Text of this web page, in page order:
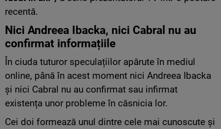
recentă.
Nici Andreea Ibacka, nici Cabral nu au
confirmat informațiile
În ciuda tuturor speculațiilor apărute în mediul
online, până în acest moment nici Andreea Ibacka
și nici Cabral nu au confirmat sau infirmat
existența unor probleme în căsnicia lor.
Cei doi formează unul dintre cele mai cunoscute și